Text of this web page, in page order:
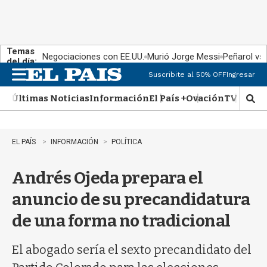
Temas
del día: Negociaciones con EE.UU. Murió Jorge Messi Peñarol
n
u
Suscribite al 50% OFFIngresar
Últimas NoticiasInformaciónEl País +OvaciónTV Show
M
o
d
EL PAÍS INFORMACIÓN POLÍTICA
Andrés Ojeda prepara el
anuncio de su precandidatura
de una forma no tradicional
El abogado sería el sexto precandidato del